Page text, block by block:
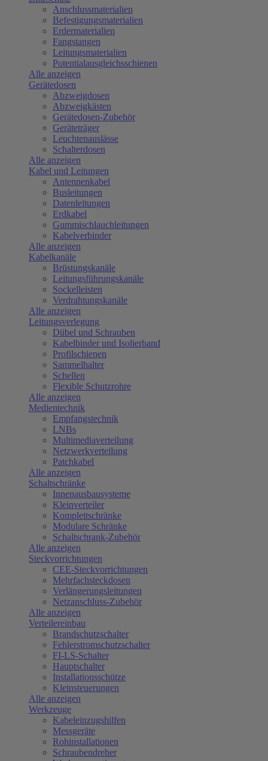
Anschlussmaterialien
Befestigungsmaterialien
Erdermaterialien
Fangstangen
Leitungsmaterialien
Potentialausgleichsschienen
Alle anzeigen
Gerätedosen
Abzweigdosen
Abzweigkästen
Gerätedosen-Zubehör
Geräteträger
Leuchtenauslässe
Schalterdosen
Alle anzeigen
Kabel und Leitungen
Antennenkabel
Busleitungen
Datenleitungen
Erdkabel
Gummischlauchleitungen
Kabelverbinder
Alle anzeigen
Kabelkanäle
Brüstungskanäle
Leitungsführungskanäle
Sockelleisten
Verdrahtungskanäle
Alle anzeigen
Leitungsverlegung
Dübel und Schrauben
Kabelbinder und Isolierband
Profilschienen
Sammelhalter
Schellen
Flexible Schutzrohre
Alle anzeigen
Medientechnik
Empfangstechnik
LNBs
Multimediaverteilung
Netzwerkverteilung
Patchkabel
Alle anzeigen
Schaltschränke
Innenausbausysteme
Kleinverteiler
Komplettschränke
Modulare Schränke
Schaltschrank-Zubehör
Alle anzeigen
Steckvorrichtungen
CEE-Steckvorrichtungen
Mehrfachsteckdosen
Verlängerungsleitungen
Netzanschluss-Zubehör
Alle anzeigen
Verteilereinbau
Brandschutzschalter
Fehlerstromschutzschalter
FI-LS-Schalter
Hauptschalter
Installationsschütze
Kleinsteuerungen
Alle anzeigen
Werkzeuge
Kabeleinzugshilfen
Messgeräte
Rohinstallationen
Schraubendreher